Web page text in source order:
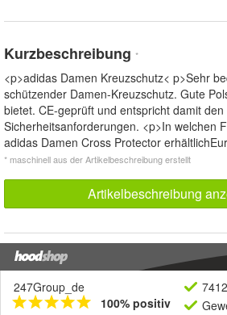
Kurzbeschreibung *
<p>adidas Damen Kreuzschutz< p>Sehr
schützender Damen-Kreuzschutz. Gute
bietet. CE-geprüft und entspricht damit
Sicherheitsanforderungen. <p>In welchen
adidas Damen Cross Protector
* maschinell aus der Artikelbeschreibung erstellt
Artikelbeschreibung
247Group_de
100% positiv